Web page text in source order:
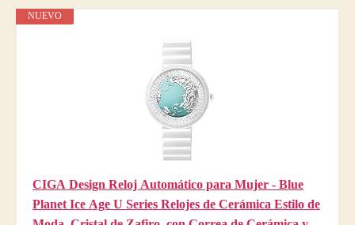
NUEVO
CIGA Design Reloj Automático para Mujer - Blue
Planet Ice Age U Series Relojes de Cerámica Estilo de